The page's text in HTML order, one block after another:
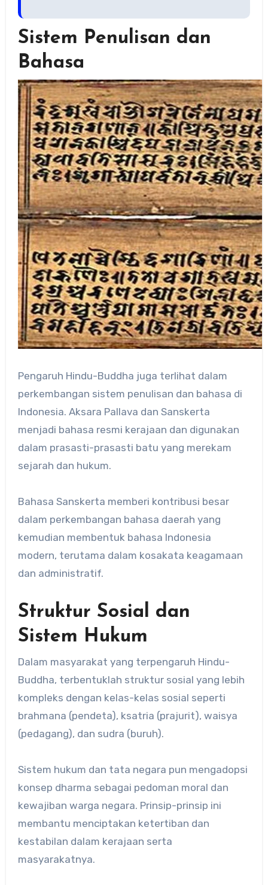
Sistem Penulisan dan
Bahasa
Pengaruh Hindu-Buddha juga terlihat dalam
perkembangan sistem penulisan dan bahasa di
Indonesia. Aksara Pallava dan Sanskerta
menjadi bahasa resmi kerajaan dan digunakan
dalam prasasti-prasasti batu yang merekam
sejarah dan hukum.
Bahasa Sanskerta memberi kontribusi besar
dalam perkembangan bahasa daerah yang
kemudian membentuk bahasa Indonesia
modern, terutama dalam kosakata keagamaan
dan administratif.
Struktur Sosial dan
Sistem Hukum
Dalam masyarakat yang terpengaruh Hindu-
Buddha, terbentuklah struktur sosial yang lebih
kompleks dengan kelas-kelas sosial seperti
brahmana (pendeta), ksatria (prajurit), waisya
(pedagang), dan sudra (buruh).
Sistem hukum dan tata negara pun mengadopsi
konsep dharma sebagai pedoman moral dan
kewajiban warga negara. Prinsip-prinsip ini
membantu menciptakan ketertiban dan
kestabilan dalam kerajaan serta
masyarakatnya.